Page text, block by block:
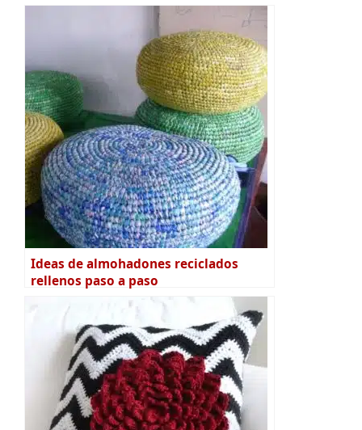
Ideas de almohadones reciclados
rellenos paso a paso